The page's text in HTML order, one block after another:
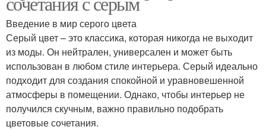
Введение в мир серого цвета
Серый цвет – это классика, которая никогда не выходит
из моды. Он нейтрален, универсален и может быть
использован в любом стиле интерьера. Серый идеально
подходит для создания спокойной и уравновешенной
атмосферы в помещении. Однако, чтобы интерьер не
получился скучным, важно правильно подобрать
цветовые сочетания.